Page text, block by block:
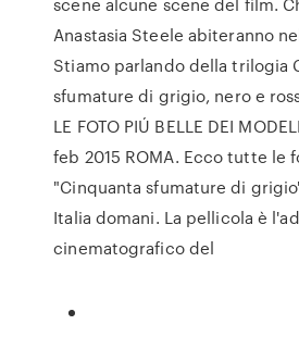
Anastasia Steele abiteranno
Stiamo parlando della trilogia
sfumature di grigio, nero e
LE FOTO PIÚ BELLE DEI
feb 2015 ROMA. Ecco tutte le
"Cinquanta sfumature di
Italia domani. La pellicola è
cinematografico del